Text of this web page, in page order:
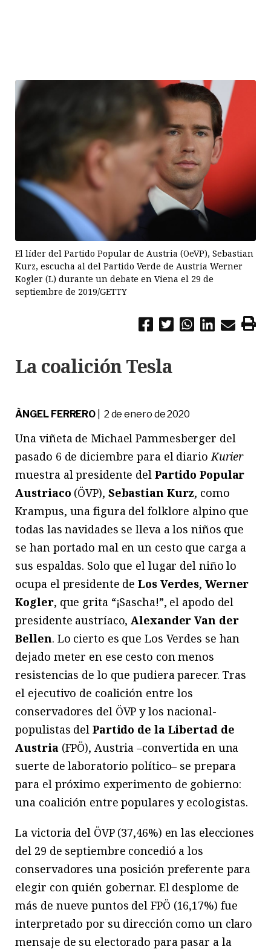
El líder del Partido Popular de Austria (OeVP), Sebastian
Kurz, escucha al del Partido Verde de Austria Werner
Kogler (L) durante un debate en Viena el 29 de
septiembre de 2019/GETTY
La coalición Tesla
ÀNGEL FERRERO | 2 de enero de 2020
Una viñeta de Michael Pammesberger del
pasado 6 de diciembre para el diarioKurier
muestra al presidente del Partido Popular
Austriaco (ÖVP), Sebastian Kurz, como
Krampus, una figura del folklore alpino que
todas las navidades se lleva a los niños que
se han portado mal en un cesto que carga a
sus espaldas. Solo que el lugar del niño lo
ocupa el presidente deLos Verdes, Werner
Kogler, que grita “¡Sascha!”, el apodo del
presidente austríaco,Alexander Van der
Bellen. Lo cierto es que Los Verdes se han
dejado meter en ese cesto con menos
resistencias de lo que pudiera parecer. Tras
el ejecutivo de coalición entre los
conservadores del ÖVP y los nacional-
populistas del Partido de la Libertad de
Austria(FPÖ), Austria –convertida en una
suerte de laboratorio político– se prepara
para el próximo experimento de gobierno:
una coalición entre populares y ecologistas.
La victoria del ÖVP (37,46%) en las elecciones
del 29 de septiembre concedió a los
conservadores una posición preferente para
elegir con quién gobernar. El desplome de
más de nueve puntos del FPÖ (16,17%) fue
interpretado por su dirección como un claro
mensaje de su electorado para pasar a la